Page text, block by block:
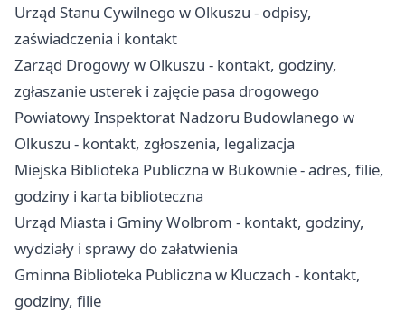
Urząd Stanu Cywilnego w Olkuszu - odpisy,
zaświadczenia i kontakt
Zarząd Drogowy w Olkuszu - kontakt, godziny,
zgłaszanie usterek i zajęcie pasa drogowego
Powiatowy Inspektorat Nadzoru Budowlanego w
Olkuszu - kontakt, zgłoszenia, legalizacja
Miejska Biblioteka Publiczna w Bukownie - adres, filie,
godziny i karta biblioteczna
Urząd Miasta i Gminy Wolbrom - kontakt, godziny,
wydziały i sprawy do załatwienia
Gminna Biblioteka Publiczna w Kluczach - kontakt,
godziny, filie